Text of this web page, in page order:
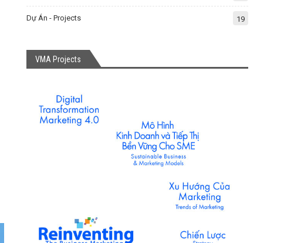
Dự Án - Projects 19
VMA Projects